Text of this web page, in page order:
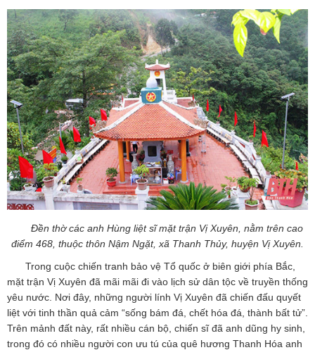
Đền thờ các anh Hùng liệt sĩ mặt trận Vị Xuyên, nằm trên cao
điểm 468, thuộc thôn Nậm Ngặt, xã Thanh Thủy, huyện Vị Xuyên.
Trong cuộc chiến tranh bảo vệ Tổ quốc ở biên giới phía Bắc,
mặt trận Vị Xuyên đã mãi mãi đi vào lịch sử dân tộc về truyền thống
yêu nước. Nơi đây, những người lính Vị Xuyên đã chiến đấu quyết
liệt với tinh thần quả cảm “sống bám đá, chết hóa đá, thành bất tử”.
Trên mảnh đất này, rất nhiều cán bộ, chiến sĩ đã anh dũng hy sinh,
trong đó có nhiều người con ưu tú của quê hương Thanh Hóa anh